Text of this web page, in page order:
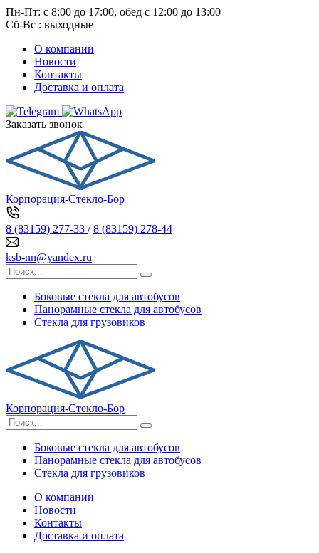
Пн-Пт: с 8:00 до 17:00, обед с 12:00 до 13:00
Сб-Вс : выходные
О компании
Новости
Контакты
Доставка и оплата
Заказать звонок
Корпорация-Стекло-Бор
8 (83159) 277-33 /8 (83159) 278-44
ksb-nn@yandex.ru
Боковые стекла для автобусов
Панорамные стекла для автобусов
Стекла для грузовиков
Корпорация-Стекло-Бор
Боковые стекла для автобусов
Панорамные стекла для автобусов
Стекла для грузовиков
О компании
Новости
Контакты
Доставка и оплата